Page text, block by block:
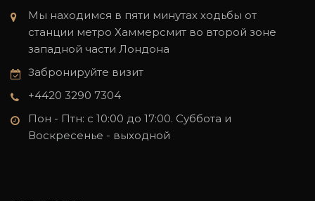
Мы находимся в пяти минутах ходьбы от
станции метро Хаммерсмит во второй зоне
западной части Лондона
Забронируйте визит
+4420 3290 7304
Пон - Птн: с 10:00 до 17:00. Суббота и
Воскресенье - выходной